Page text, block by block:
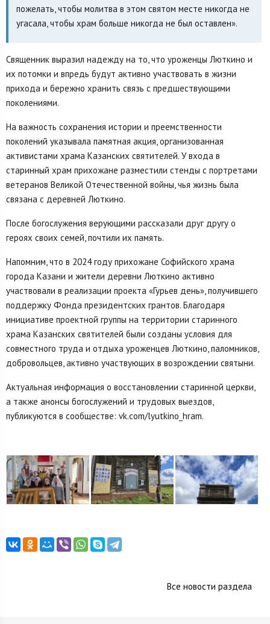
пожелать, чтобы молитва в этом святом месте никогда не
угасала, чтобы храм больше никогда не был оставлен».
Священник выразил надежду на то, что уроженцы Люткино и
их потомки и впредь будут активно участвовать в жизни
прихода и бережно хранить связь с предшествующими
поколениями.
На важность сохранения истории и преемственности
поколений указывала памятная акция, организованная
активистами храма Казанских святителей. У входа в
старинный храм прихожане разместили стенды с портретами
ветеранов Великой Отечественной войны, чья жизнь была
связана с деревней Люткино.
После богослужения верующими рассказали друг другу о
героях своих семей, почтили их память.
Напомним, что в 2024 году прихожане Софийского храма
города Казани и жители деревни Люткино активно
участвовали в реализации проекта «Гурьев день», получившего
поддержку Фонда президентских грантов. Благодаря
инициативе проектной группы на территории старинного
храма Казанских святителей были созданы условия для
совместного труда и отдыха уроженцев Люткино, паломников,
добровольцев, активно участвующих в возрождении святыни.
Актуальная информация о восстановлении старинной церкви,
а также анонсы богослужений и трудовых выездов,
публикуются в сообществе: vk.com/lyutkino_hram.
Все новости раздела